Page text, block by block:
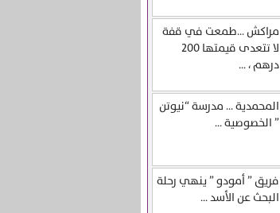
مراكش …طمعت في قفة
لا تتعدى قيمتها 200
درهم ، ...
المحمدية … مدرسة “نيوتن
” الخصوصية ...
فريق ” أمودو ” ينهي رحلة
البحث عن الأسد ...